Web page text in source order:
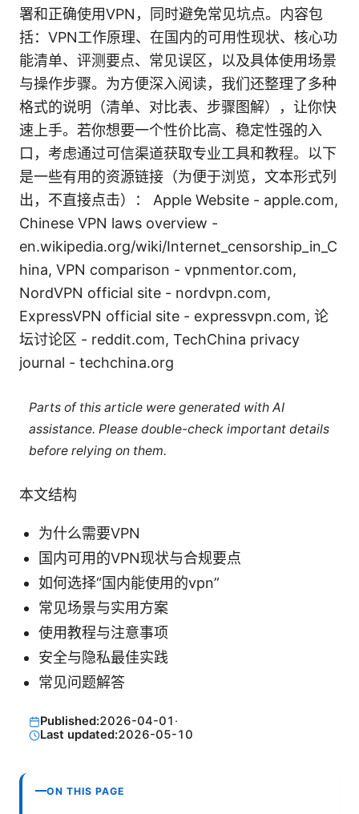
署和正确使用VPN，同时避免常见坑点。内容包
括：VPN工作原理、在国内的可用性现状、核心功
能清单、评测要点、常见误区，以及具体使用场景
与操作步骤。为方便深入阅读，我们还整理了多种
格式的说明（清单、对比表、步骤图解），让你快
速上手。若你想要一个性价比高、稳定性强的入
口，考虑通过可信渠道获取专业工具和教程。以下
是一些有用的资源链接（为便于浏览，文本形式列
出，不直接点击）： Apple Website - apple.com,
Chinese VPN laws overview -
en.wikipedia.org/wiki/Internet_censorship_in_C
hina, VPN comparison - vpnmentor.com,
NordVPN official site - nordvpn.com,
ExpressVPN official site - expressvpn.com, 论
坛讨论区 - reddit.com, TechChina privacy
journal - techchina.org
Parts of this article were generated with AI
assistance. Please double-check important details
before relying on them.
本文结构
为什么需要VPN
国内可用的VPN现状与合规要点
如何选择“国内能使用的vpn”
常见场景与实用方案
使用教程与注意事项
安全与隐私最佳实践
常见问题解答
Published:2026-04-01 ·
Last updated:2026-05-10
ON THIS PAGE